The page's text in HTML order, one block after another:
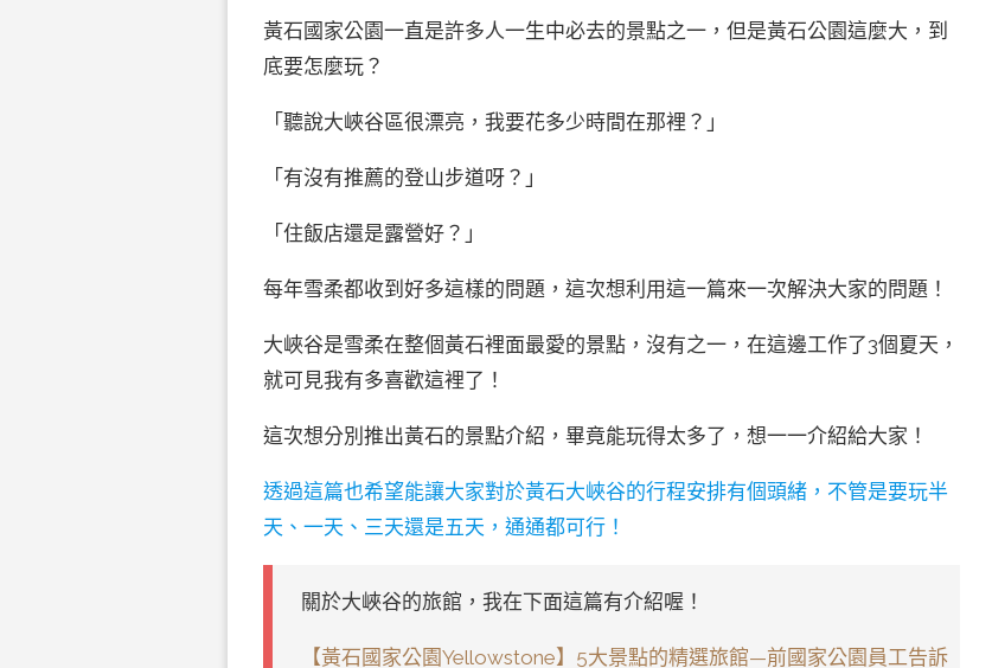
黃石國家公園一直是許多人一生中必去的景點之一，但是黃石公園這麼大，到
底要怎麼玩？
「聽說大峽谷區很漂亮，我要花多少時間在那裡？」
「有沒有推薦的登山步道呀？」
「住飯店還是露營好？」
每年雪柔都收到好多這樣的問題，這次想利用這一篇來一次解決大家的問題！
大峽谷是雪柔在整個黃石裡面最愛的景點，沒有之一，在這邊工作了3個夏天，
就可見我有多喜歡這裡了！
這次想分別推出黃石的景點介紹，畢竟能玩得太多了，想一一介紹給大家！
透過這篇也希望能讓大家對於黃石大峽谷的行程安排有個頭緒，不管是要玩半
天、一天、三天還是五天，通通都可行！
關於大峽谷的旅館，我在下面這篇有介紹喔！
【黃石國家公園Yellowstone】5大景點的精選旅館—前國家公園員工告訴